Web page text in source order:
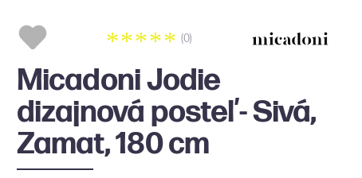
(0)
Micadoni Jodie
dizajnová posteľ - Sivá,
Zamat, 180 cm